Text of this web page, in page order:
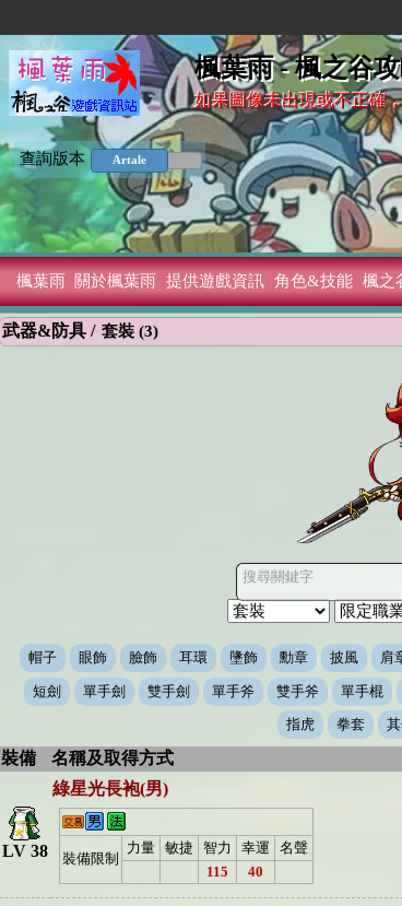
楓葉雨 - 楓之谷
如果圖像未出現或不正確
查詢版本 Artale
楓葉雨 關於楓葉雨 提供遊戲資訊 角色&技能 楓之
武器&防具 / 套裝 (3)
搜尋關鍵字
帽子 眼飾 臉飾 耳環 墬飾 勳章 披風 肩
短劍 單手劍 雙手劍 單手斧 雙手斧 單手棍
指虎
拳套
裝備 名稱及取得方式
LV 38
綠星光長袍(男)
裝備限制
力量 敏捷 智力 幸運
名聲
115
40